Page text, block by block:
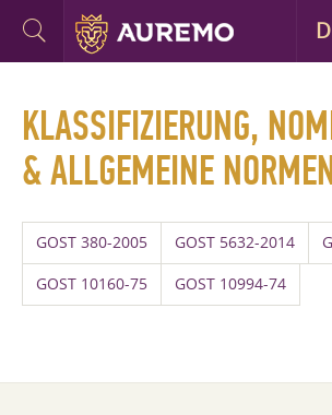
KLASSIFIZIERUNG,
& ALLGEMEINE
GOST 380-2005 GOST 5632-2014
GOST 10160-75 GOST 10994-74